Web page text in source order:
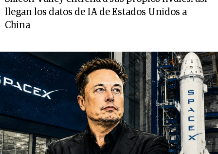
llegan los datos de IA de Estados Unidos a
China